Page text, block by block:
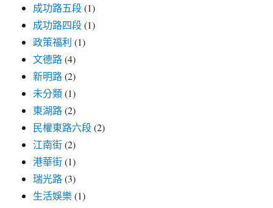
成功路五段(1)
成功路四段(1)
政策福利 (1)
文德路(4)
新明路(2)
未分類(1)
東湖路(2)
民權東路六段(2)
江南街(2)
港華街(1)
瑞光路(3)
生活娛樂(1)